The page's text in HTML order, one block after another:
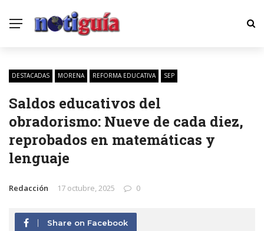
DESTACADAS MORENA REFORMA EDUCATIVA SEP
Saldos educativos del
obradorismo: Nueve de cada diez,
reprobados en matemáticas y
lenguaje
Redacción 17 octubre, 2025 0
Share on Facebook